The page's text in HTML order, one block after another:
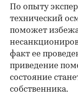
По опыту
технический
поможет
факт ее
приведение
состояние
собственника.